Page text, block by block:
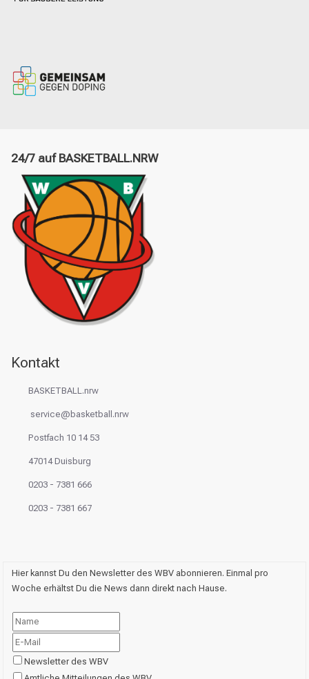
24/7 auf BASKETBALL.NRW
Kontakt
BASKETBALL.nrw
service@basketball.nrw
Postfach 10 14 53
47014 Duisburg
0203 - 7381 666
0203 - 7381 667
Hier kannst Du den Newsletter des WBV abonnieren. Einmal pro
Woche erhältst Du die News dann direkt nach Hause.
Newsletter des WBV